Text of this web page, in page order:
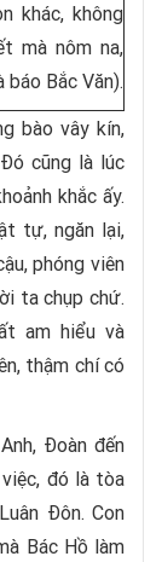
khác, không
mà nôm na,
Bắc Văn).
bào vây kín,
cũng là lúc
khắc ấy.
tự, ngăn lại,
phóng viên
ta chụp chứ.
am hiểu và
thậm chí có
Đoàn đến
đó là tòa
Đôn. Con
Bác Hồ làm